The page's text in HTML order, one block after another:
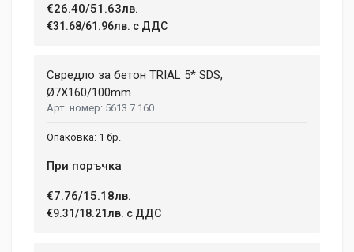
€26.40/51.63лв.
€31.68/61.96лв. с ДДС
Свредло за бетон TRIAL 5* SDS,
Ø7X160/100mm
5613 7 160
1 бр.
При поръчка
€7.76/15.18лв.
€9.31/18.21лв. с ДДС